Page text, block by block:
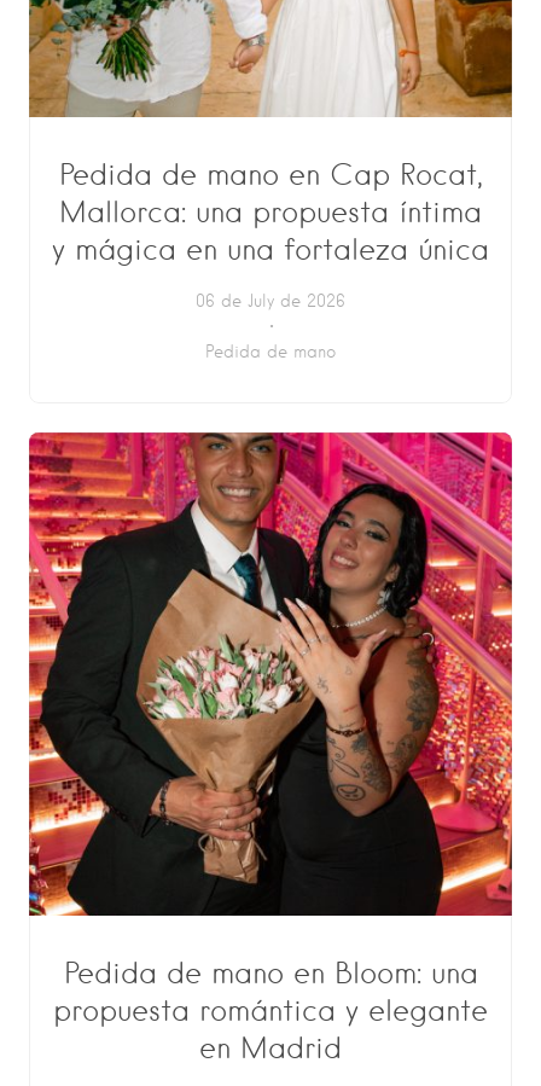
Pedida de mano en Cap Rocat,
Mallorca: una propuesta íntima
y mágica en una fortaleza única
06 de July de 2026
Pedida de mano
Pedida de mano en Bloom: una
propuesta romántica y elegante
en Madrid